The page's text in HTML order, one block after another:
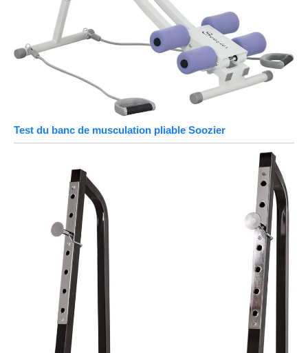
Test du banc de musculation pliable Soozier